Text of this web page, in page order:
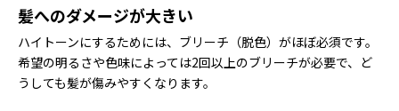
髪へのダメージが大きい
ハイトーンにするためには、ブリーチ（脱色）がほぼ必須です。
希望の明るさや色味によっては2回以上のブリーチが必要で、ど
うしても髪が傷みやすくなります。